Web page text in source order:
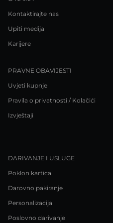
Kontaktirajte nas
Upiti medija
Karijere
PRAVNE OBAVIJESTI
Uvjeti kupnje
Pravila o privatnosti / Kolačići
Izvještaji
DARIVANJE I USLUGE
Poklon kartica
Darovno pakiranje
Personalizacija
Poslovno darivanje